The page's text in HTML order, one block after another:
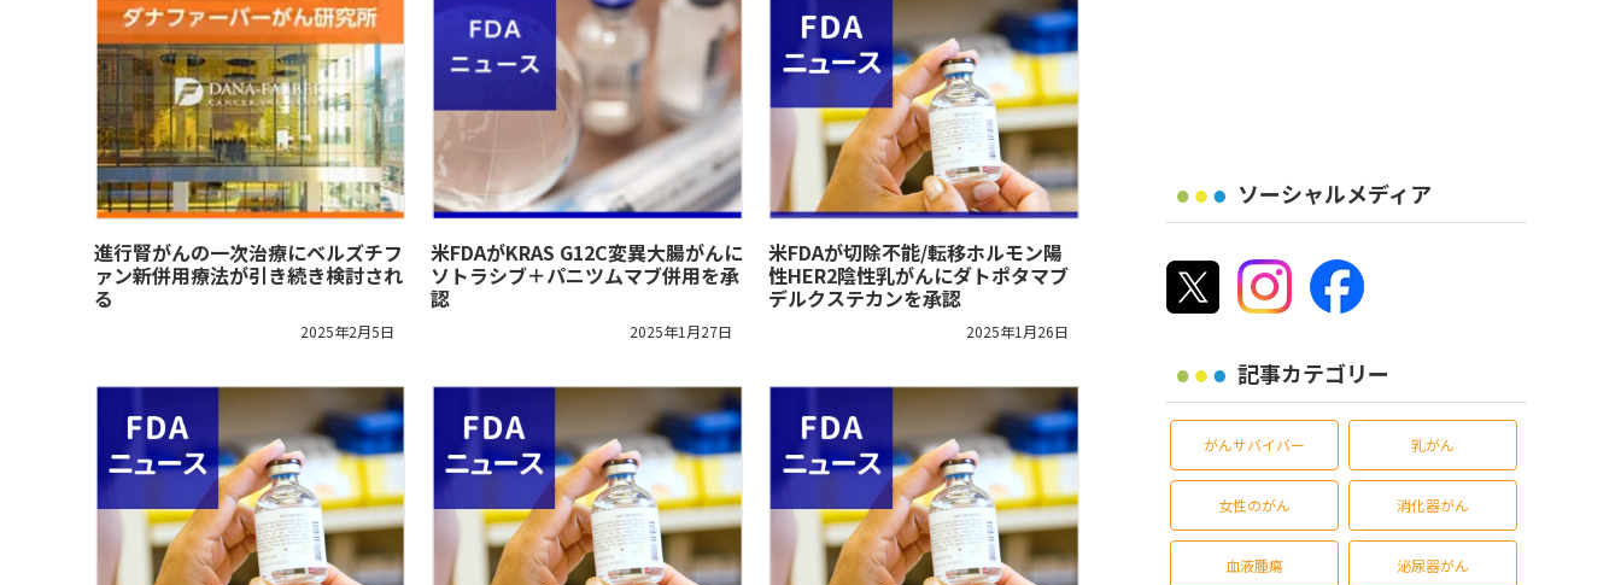
進行腎がんの一次治療にベルズチフ
ァン新併用療法が引き続き検討され
る
2025年2月5日
米FDAがKRAS G12C変異大腸がんに
ソトラシブ＋パニツムマブ併用を承
認
2025年1月27日
米FDAが切除不能/転移ホルモン陽
性HER2陰性乳がんにダトポタマブ
デルクステカンを承認
2025年1月26日
ソーシャルメディア
記事カテゴリー
がんサバイバー 乳がん
女性のがん 消化器がん
血液腫瘍 泌尿器がん